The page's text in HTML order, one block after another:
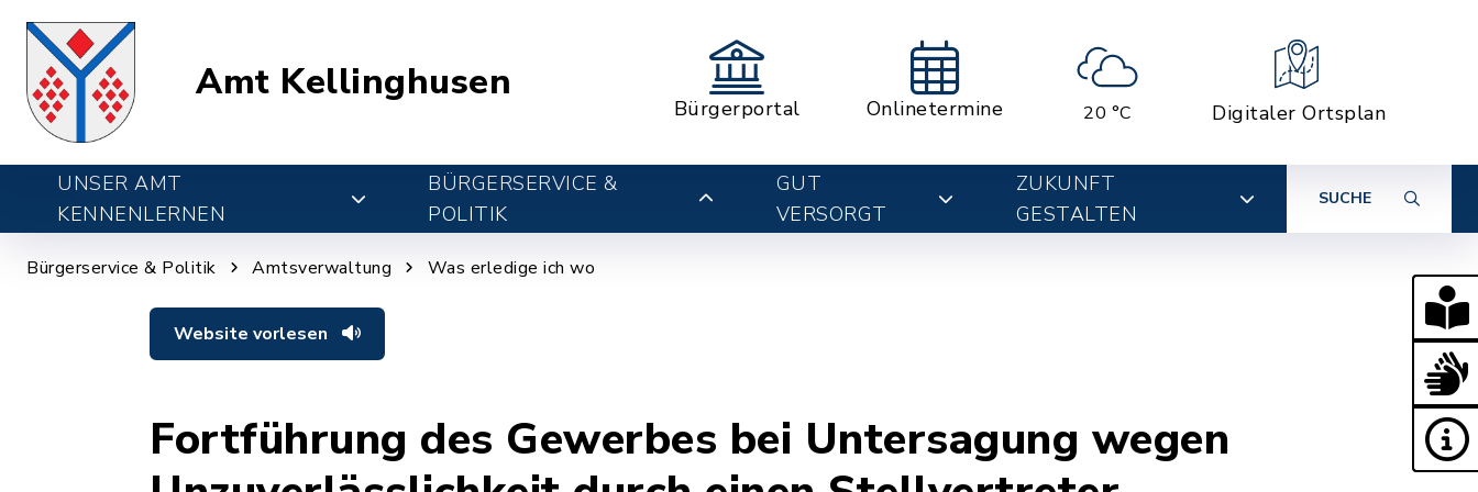
Amt Kellinghusen
Bürgerportal Onlinetermine 20 °C Digitaler Ortsplan
UNSER AMT
KENNENLERNEN
BÜRGERSERVICE &
POLITIK
GUT
VERSORGT
ZUKUNFT
GESTALTEN
SUCHE
Bürgerservice & Politik Amtsverwaltung Was erledige ich wo
Website vorlesen
Fortführung des Gewerbes bei Untersagung wegen